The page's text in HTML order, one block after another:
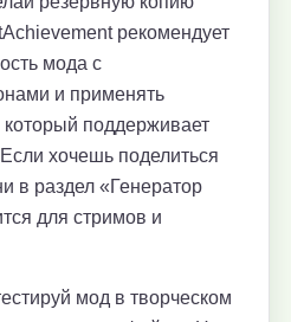
рекомендует
мода с
и применять
поддерживает
хочешь поделиться
в раздел «Генератор
для стримов и
мод в творческом